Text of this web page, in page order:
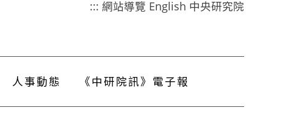
::: 網站導覽 English 中央研究院
人事動態 《中研院訊》電子報